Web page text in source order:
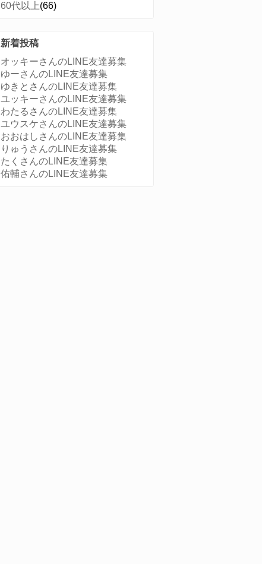
60代以上(66)
新着投稿
オッキーさんのLINE友達募集
ゆーさんのLINE友達募集
ゆきとさんのLINE友達募集
ユッキーさんのLINE友達募集
わたるさんのLINE友達募集
ユウスケさんのLINE友達募集
おおはしさんのLINE友達募集
りゅうさんのLINE友達募集
たくさんのLINE友達募集
佑輔さんのLINE友達募集